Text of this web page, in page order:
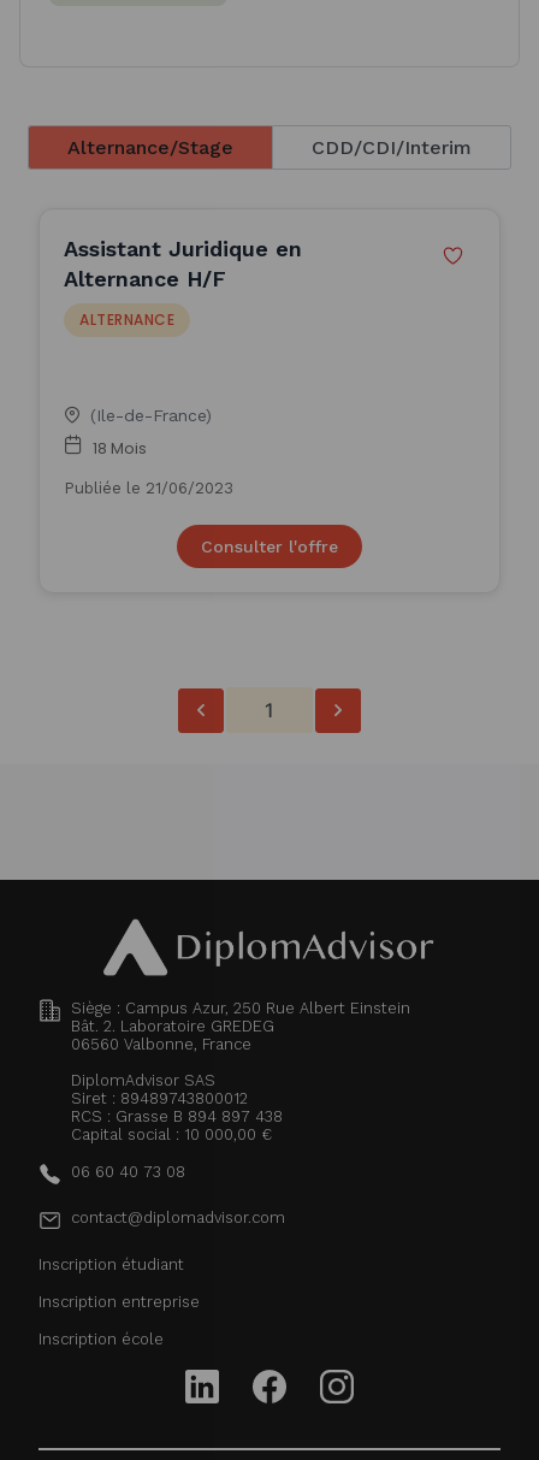
Alternance/Stage CDD/CDI/Interim
Assistant Juridique en
Alternance H/F
ALTERNANCE
(Ile-de-France)
18 Mois
Publiée le 21/06/2023
Consulter l'offre
1
Siège : Campus Azur, 250 Rue Albert Einstein
Bât. 2. Laboratoire GREDEG
06560 Valbonne, France
DiplomAdvisor SAS
Siret : 89489743800012
RCS : Grasse B 894 897 438
Capital social : 10 000,00 €
06 60 40 73 08
contact@diplomadvisor.com
Inscription étudiant
Inscription entreprise
Inscription école